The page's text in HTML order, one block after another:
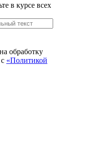
в курсе всех
обработку
«Политикой